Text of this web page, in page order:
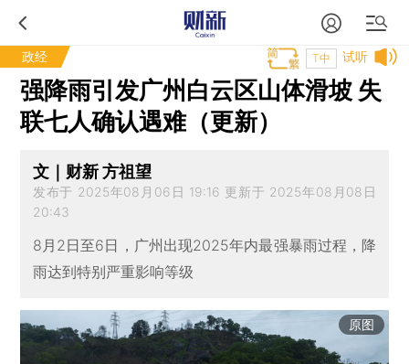
政经 试听
T中
强降雨引发广州白云区山体滑坡 失
联七人确认遇难（更新）
文｜财新 方祖望
发布于 2025年08月06日 19:16 更新于 2025年08月08日
20:43
8月2日至6日，广州出现2025年内最强暴雨过程，降
雨达到特别严重影响等级
原图